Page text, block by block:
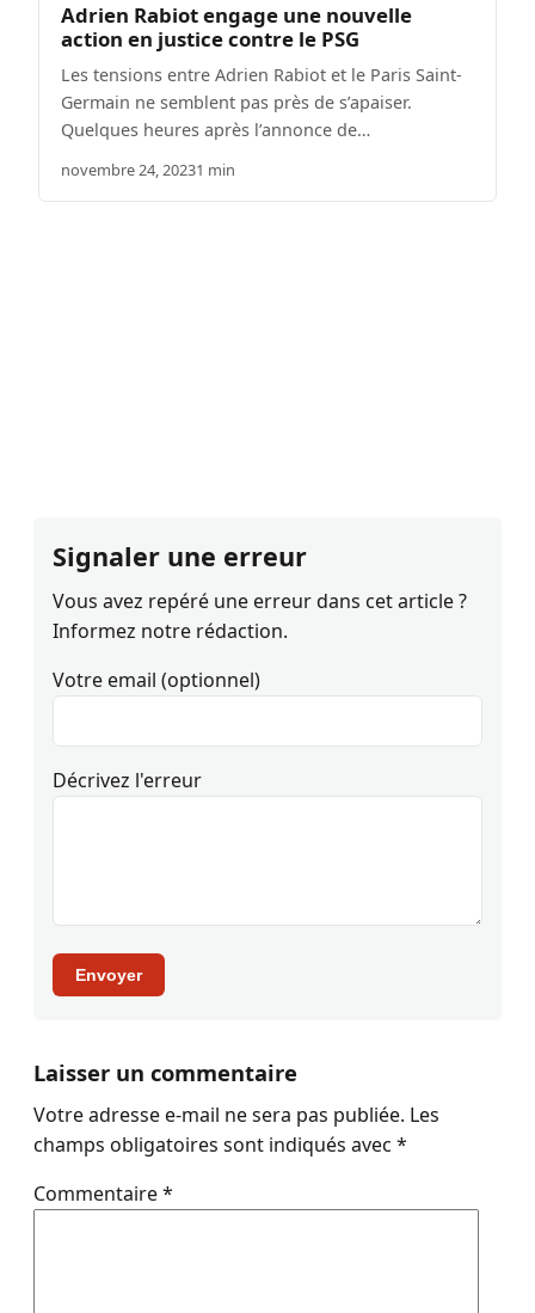
Adrien Rabiot engage une nouvelle
action en justice contre le PSG
Les tensions entre Adrien Rabiot et le Paris Saint-
Germain ne semblent pas près de s’apaiser.
Quelques heures après l’annonce de…
novembre 24, 20231 min
Signaler une erreur
Vous avez repéré une erreur dans cet article ?
Informez notre rédaction.
Votre email (optionnel)
Décrivez l'erreur
Envoyer
Laisser un commentaire
Votre adresse e-mail ne sera pas publiée. Les
champs obligatoires sont indiqués avec *
Commentaire*